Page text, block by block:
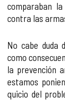
comparaban
contra las
No cabe duda
como
la prevención
estamos
quicio del